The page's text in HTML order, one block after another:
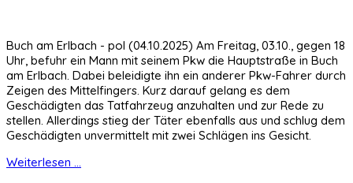
Buch am Erlbach - pol (04.10.2025) Am Freitag, 03.10., gegen 18
Uhr, befuhr ein Mann mit seinem Pkw die Hauptstraße in Buch
am Erlbach. Dabei beleidigte ihn ein anderer Pkw-Fahrer durch
Zeigen des Mittelfingers. Kurz darauf gelang es dem
Geschädigten das Tatfahrzeug anzuhalten und zur Rede zu
stellen. Allerdings stieg der Täter ebenfalls aus und schlug dem
Geschädigten unvermittelt mit zwei Schlägen ins Gesicht.
Weiterlesen ...